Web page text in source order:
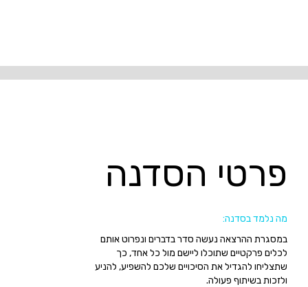
פרטי הסדנה
מה נלמד בסדנה:
במסגרת ההרצאה נעשה סדר בדברים ונפרוט אותם
לכלים פרקטיים שתוכלו ליישם מול כל אחד, כך
שתצליחו להגדיל את הסיכויים שלכם להשפיע, להניע
ולזכות בשיתוף פעולה.